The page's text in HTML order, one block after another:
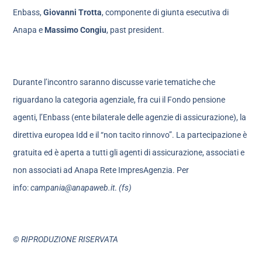
Enbass,Giovanni Trotta, componente di giunta esecutiva di
Anapa e Massimo Congiu, past president.
Durante l’incontro saranno discusse varie tematiche che
riguardano la categoria agenziale, fra cui il Fondo pensione
agenti, l’Enbass (ente bilaterale delle agenzie di assicurazione), la
direttiva europea Idd e il “non tacito rinnovo”. La partecipazione è
gratuita ed è aperta a tutti gli agenti di assicurazione, associati e
non associati ad Anapa Rete ImpresAgenzia. Per
info:campania@anapaweb.it.(fs)
© RIPRODUZIONE RISERVATA